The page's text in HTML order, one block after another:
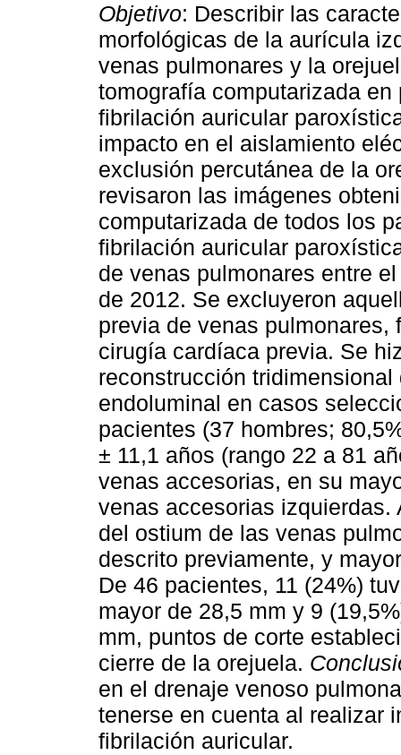
Objetivo: Describir las
morfológicas de la aurícula
venas pulmonares y la
tomografía computarizada en
fibrilación auricular
impacto en el aislamiento
exclusión percutánea de la
revisaron las imágenes
computarizada de todos los
fibrilación auricular
de venas pulmonares entre
de 2012. Se excluyeron
previa de venas
cirugía cardíaca previa. Se
reconstrucción
endoluminal en casos
pacientes (37 hombres;
± 11,1 años (rango 22 a 81
venas accesorias, en su
venas accesorias
del ostium de las venas
descrito previamente, y
De 46 pacientes, 11 (24%)
mayor de 28,5 mm y 9
mm, puntos de corte
cierre de la orejuela.
en el drenaje venoso
tenerse en cuenta al realizar
fibrilación auricular.